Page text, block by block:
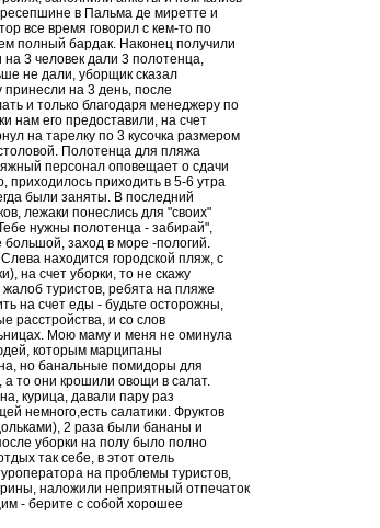
в Пальма де миретте и
все время говорил с кем-то по
полный бардак. Наконец получили
3 человек дали 3 полотенца,
не дали, уборщик сказал
на 3 день, после
и только благодаря менеджеру по
нам его предоставили, на счет
на тарелку по 3 кусочка размером
Полотенца для пляжа
персонал оповещает о сдачи
приходилось приходить в 5-6 утра
были заняты. В последний
лежаки понеслись для "своих"
нужны полотенца - забирай",
заход в море -пологий.
находится городской пляж, с
на счет уборки, то не скажу
туристов, ребята на пляже
на счет еды - будьте осторожны,
расстройства, и со слов
Мою маму и меня не оминула
которым марципаны
но банальные помидоры для
то они крошили овощи в салат.
курица, давали пару раз
немного,есть салатики. Фруктов
2 раза были бананы и
уборки на полу было полно
так себе, в этот отель
на проблемы туристов,
наложили неприятный отпечаток
- берите с собой хорошее